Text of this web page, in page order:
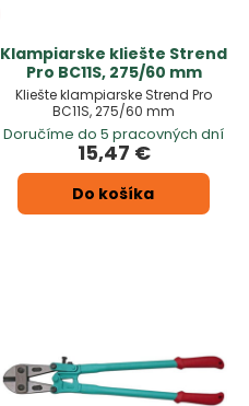
Klampiarske kliešte Strend
Pro BC11S, 275/60 mm
Kliešte klampiarske Strend Pro
BC11S, 275/60 mm
Doručíme do 5 pracovných dní
15,47 €
Do košíka